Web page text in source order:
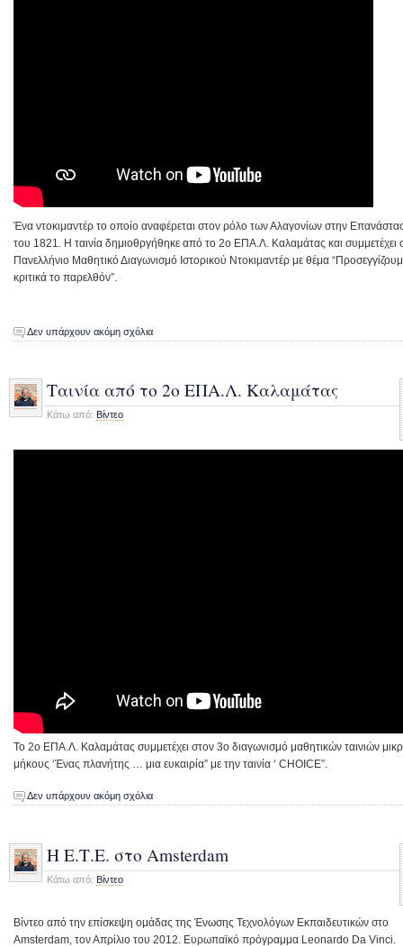
Ένα ντοκιμαντέρ το οποίο αναφέρεται στον ρόλο των Αλαγονίων στην
του 1821. Η ταινία δημιοθργήθηκε από το 2ο ΕΠΑ.Λ. Καλαμάτας και συμμετέχει
Πανελλήνιο Μαθητικό Διαγωνισμό Ιστορικού Ντοκιμαντέρ με θέμα
κριτικά το παρελθόν”.
Δεν υπάρχουν ακόμη σχόλια
Ταινία από το 2ο ΕΠΑ.Λ. Καλαμάτας
Κάτω από: Βίντεο
Το 2ο ΕΠΑ.Λ. Καλαμάτας συμμετέχει στον 3ο διαγωνισμό μαθητικών ταινιών
μήκους ‘Ένας πλανήτης … μια ευκαιρία” με την ταινία ‘ CHOICE”.
Δεν υπάρχουν ακόμη σχόλια
H Ε.Τ.Ε. στο Amsterdam
Κάτω από: Βίντεο
Βίντεο από την επίσκεψη ομάδας της Ένωσης Τεχνολόγων Εκπαιδευτικών στο
Amsterdam, τον Απρίλιο του 2012. Ευρωπαϊκό πρόγραμμα Leonardo Da Vinci.